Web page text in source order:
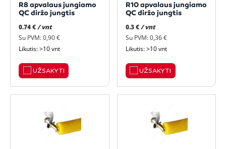
R8 apvalaus jungiamo
QC diržo jungtis
0.74 €/ vnt
Su PVM: 0,90 €
Likutis: >10 vnt
UŽSAKYTI
R10 apvalaus jungiamo
QC diržo jungtis
0.3 € / vnt
Su PVM: 0,36 €
Likutis: >10 vnt
UŽSAKYTI